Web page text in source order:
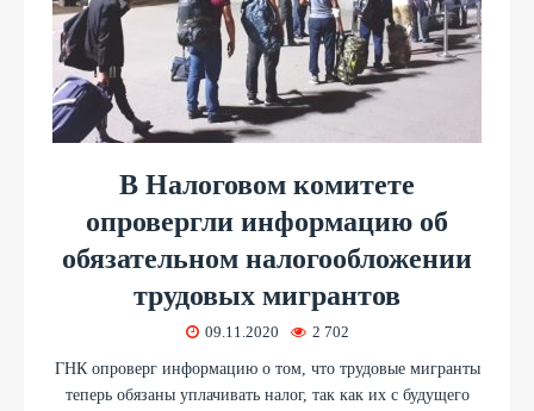
В Налоговом комитете
опровергли информацию об
обязательном налогообложении
трудовых мигрантов
09.11.2020 2 702
ГНК опроверг информацию о том, что трудовые мигранты
теперь обязаны уплачивать налог, так как их с будущего